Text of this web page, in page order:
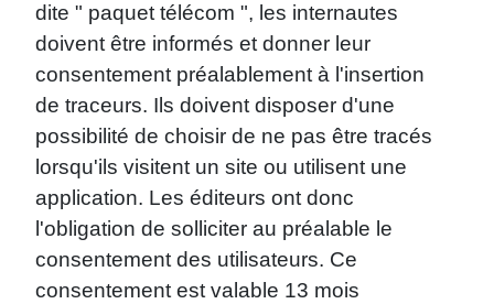
dite " paquet télécom ", les internautes
doivent être informés et donner leur
consentement préalablement à l'insertion
de traceurs. Ils doivent disposer d'une
possibilité de choisir de ne pas être tracés
lorsqu'ils visitent un site ou utilisent une
application. Les éditeurs ont donc
l'obligation de solliciter au préalable le
consentement des utilisateurs. Ce
consentement est valable 13 mois